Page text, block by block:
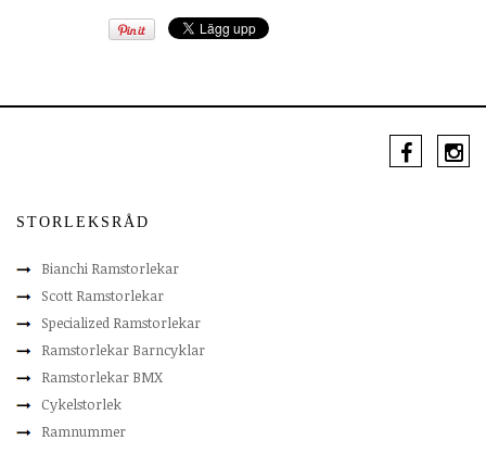
STORLEKSRÅD
Bianchi Ramstorlekar
Scott Ramstorlekar
Specialized Ramstorlekar
Ramstorlekar Barncyklar
Ramstorlekar BMX
Cykelstorlek
Ramnummer